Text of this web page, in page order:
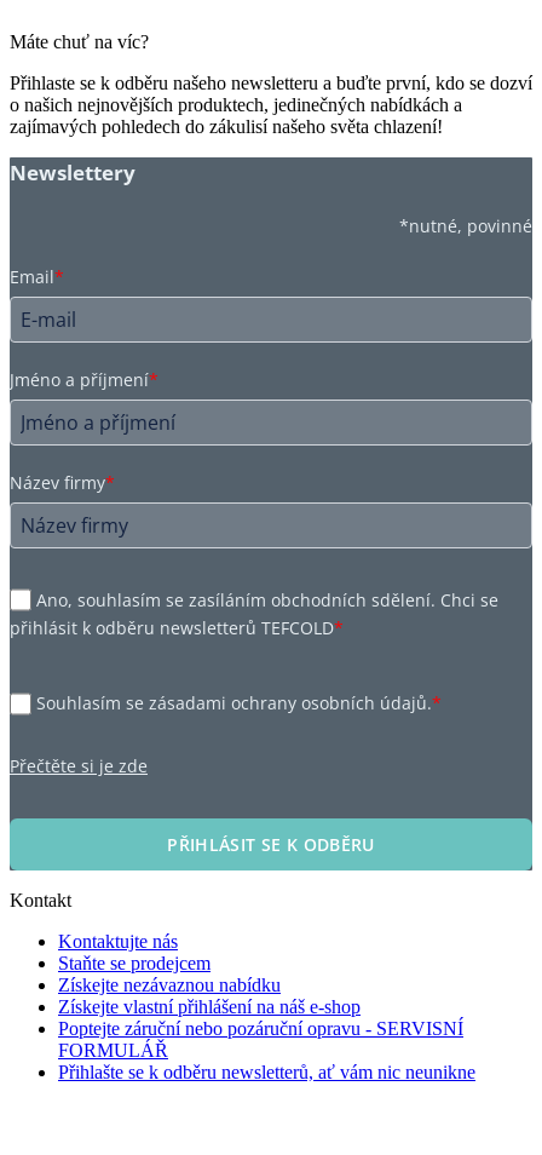
Máte chuť na víc?
Přihlaste se k odběru našeho newsletteru a buďte první, kdo se dozví
o našich nejnovějších produktech, jedinečných nabídkách a
zajímavých pohledech do zákulisí našeho světa chlazení!
Newslettery
*nutné, povinné
Email*
Jméno a příjmení*
Název firmy*
Ano, souhlasím se zasíláním obchodních sdělení. Chci se
přihlásit k odběru newsletterů TEFCOLD*
Souhlasím se zásadami ochrany osobních údajů.*
Přečtěte si je zde
PŘIHLÁSIT SE K ODBĚRU
Kontakt
Kontaktujte nás
Staňte se prodejcem
Získejte nezávaznou nabídku
Získejte vlastní přihlášení na náš e-shop
Poptejte záruční nebo pozáruční opravu - SERVISNÍ
FORMULÁŘ
Přihlašte se k odběru newsletterů, ať vám nic neunikne